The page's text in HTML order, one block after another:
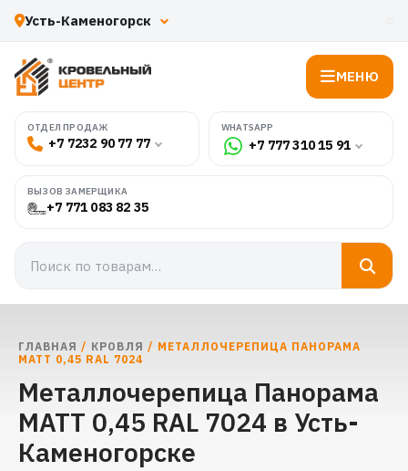
МЕНЮ
ОТДЕЛ ПРОДАЖ
+7 7232 90 77 77
WHATSAPP
+7 777 310 15 91
ВЫЗОВ ЗАМЕРЩИКА
+7 771 083 82 35
ГЛАВНАЯ / КРОВЛЯ / МЕТАЛЛОЧЕРЕПИЦА ПАНОРАМА
МАТТ 0,45 RAL 7024
Металлочерепица Панорама
МАТТ 0,45 RAL 7024 в Усть-
Каменогорске